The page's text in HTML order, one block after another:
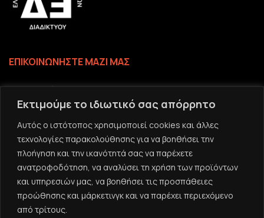
Εκτιμούμε το ιδιωτικό σας απόρρητο
Αυτός ο ιστότοπος χρησιμοποιεί cookies και άλλες
τεχνολογίες παρακολούθησης για να βοηθήσει την
πλοήγηση και την ικανότητά σας να παρέχετε
ανατροφοδότηση, να αναλύσει τη χρήση των προϊόντων
και υπηρεσιών μας, να βοηθήσει τις προσπάθειες
προώθησης και μάρκετινγκ και να παρέχει περιεχόμενο
από τρίτους.
ΕΠΙΚΟΙΝΩΝΗΣΤΕ ΜΑΖΙ ΜΑΣ
Επικοινωνία
Το email σας